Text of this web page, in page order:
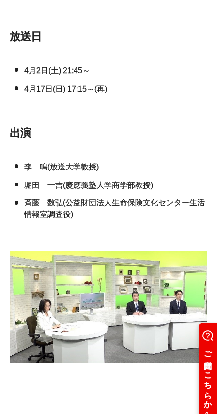
放送日
4月2日(土) 21:45～
4月17日(日) 17:15～(再)
出演
李 鳴(放送大学教授)
堀田 一吉(慶應義塾大学商学部教授)
斉藤 数弘(公益財団法人生命保険文化センター生活
情報室調査役)